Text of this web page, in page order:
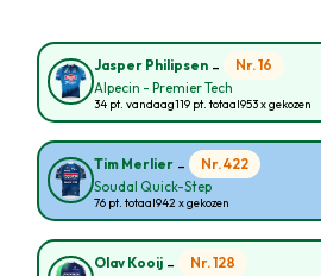
Jasper Philipsen - Nr. 16
Alpecin - Premier Tech
34 pt. vandaag119 pt. totaal953 x gekozen
Tim Merlier - Nr. 422
Soudal Quick-Step
76 pt. totaal942 x gekozen
Olav Kooij - Nr. 128